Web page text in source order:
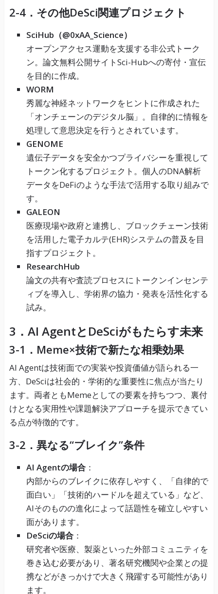
2-4．その他DeSci関連プロジェクト
SciHub（@0xAA_Science）
オープンアクセス運動を支援する非公式トーク
ン。論文無料公開サイトSci-Hubへの寄付・宣伝
を目的に作成。
WORM
秀麗な神経ネットワークをヒントに作成された
「オンチェーンのデジタル脳」。自律的に情報を
処理して意思決定を行うとされています。
GENOME
遺伝子データを安全かつプライバシーを重視して
トークン化するプロジェクト。個人のDNA解析
データをDeFiのような手法で活用する取り組みで
す。
GALEON
医療現場や政府と連携し、ブロックチェーン技術
を活用した電子カルテ(EHR)システムの普及を目
指すプロジェクト。
ResearchHub
論文の共有や査読プロセスにトークンインセンテ
ィブを導入し、学術界の協力・発表を活性化する
試み。
3．AI AgentとDeSciがもたらす未来
3-1．Meme×技術で新たな相乗効果
AI Agentは技術面での実装や投資価値が語られる一
方、DeSciは社会的・学術的な重要性に焦点が当たり
ます。両者ともMemeとしての要素を持ちつつ、裏付
けとなる実用性や課題解決アプローチを提示できてい
る点が特徴的です。
3-2．異なる“ブレイク”条件
AI Agentの場合：
内部からのブレイクに依存しやすく、「自律的で
面白い」「技術的ハードルを超えている」など、
AIそのものの進化によって話題性を確立しやすい
面があります。
DeSciの場合：
研究者や医療、製薬といった外部コミュニティを
巻き込む必要があり、著名研究機関や企業との提
携などがきっかけで大きく飛躍する可能性があり
ます。